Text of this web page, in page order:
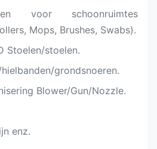
voor schoonruimtes
Mops, Brushes, Swabs).
Stoelen/stoelen.
grondsnoeren.
Blower/Gun/Nozzle.
enz.